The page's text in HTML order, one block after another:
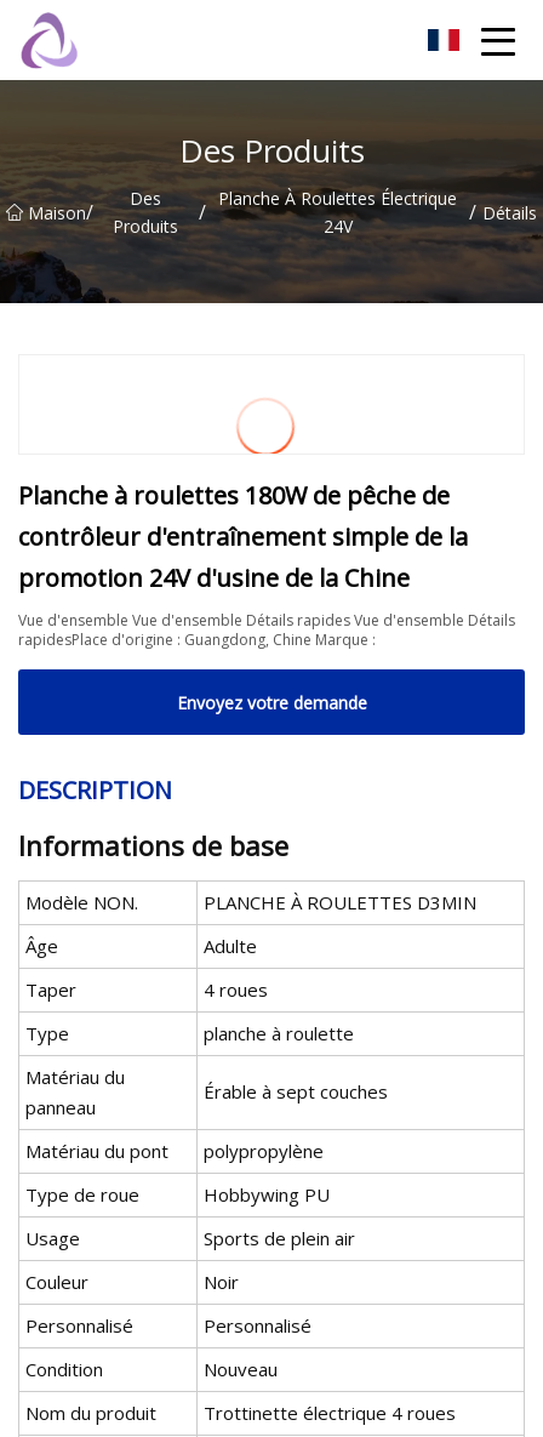
Des Produits
Maison/
Des
Produits
/ Planche À Roulettes Électrique
24V
/ Détails
Planche à roulettes 180W de pêche de
contrôleur d'entraînement simple de la
promotion 24V d'usine de la Chine
Vue d'ensemble Vue d'ensemble Détails rapides Vue d'ensemble Détails
rapidesPlace d'origine : Guangdong, Chine Marque :
Envoyez votre demande
DESCRIPTION
Informations de base
Modèle NON.
PLANCHE À ROULETTES D3MIN
Âge
Adulte
Taper
4 roues
Type
planche à roulette
Matériau du
panneau
Érable à sept couches
Matériau du pont
polypropylène
Type de roue
Hobbywing PU
Usage
Sports de plein air
Couleur
Noir
Personnalisé
Personnalisé
Condition
Nouveau
Nom du produit
Trottinette électrique 4 roues